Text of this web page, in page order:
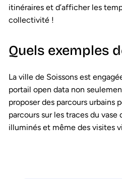
itinéraires et d’afficher les
collectivité !
Quels exemples
La ville de Soissons est
portail open data non
proposer des parcours
parcours sur les traces du
illuminés et même des visites